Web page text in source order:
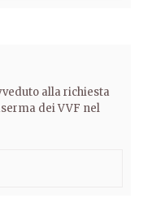
alla richiesta
dei VVF nel